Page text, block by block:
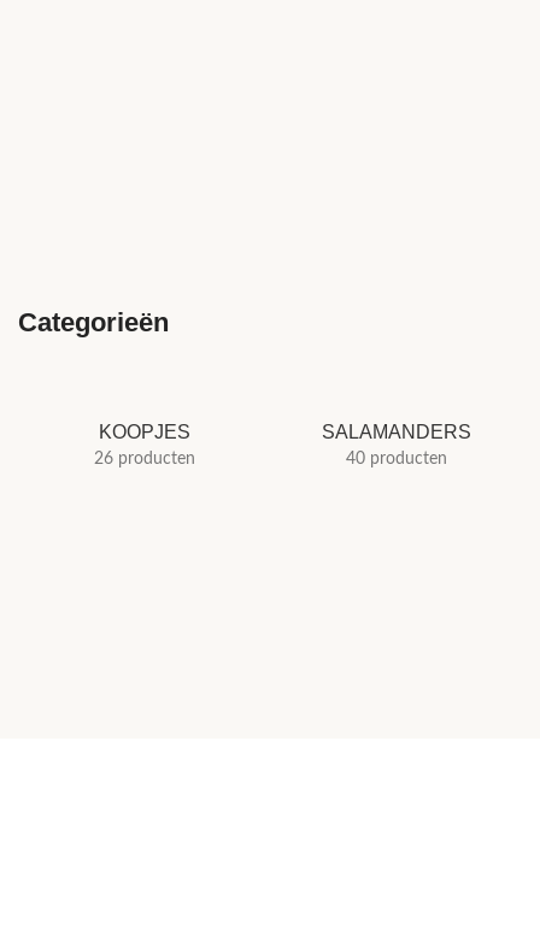
Categorieën
KOOPJES
26 producten
SALAMANDERS
40 producten